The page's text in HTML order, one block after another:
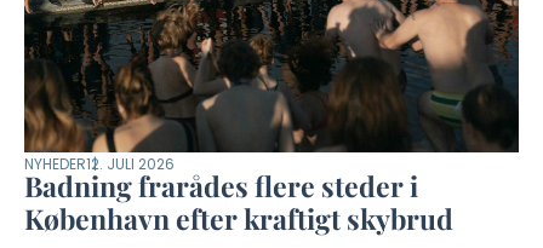
NYHEDER12. JULI 2026
Badning frarådes flere steder i
København efter kraftigt skybrud